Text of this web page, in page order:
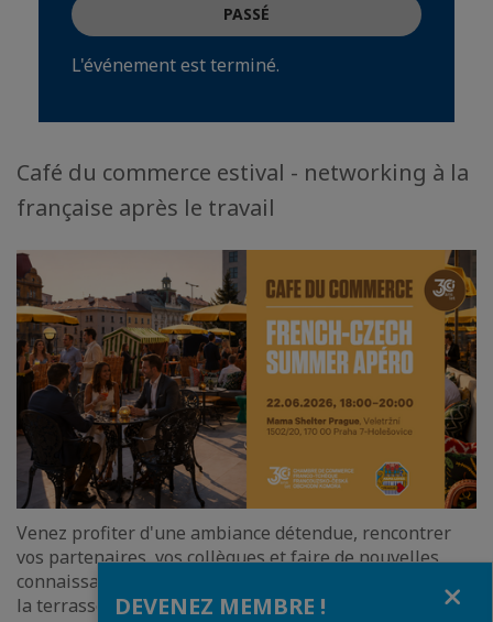
PASSÉ
L'événement est terminé.
Café du commerce estival - networking à la
française après le travail
Venez profiter d'une ambiance détendue, rencontrer
vos partenaires, vos collègues et faire de nouvelles
connaissances, et passer une agréable soirée d'été sur
la terrasse de l'hôtel Mama Shelter Prague.
DEVENEZ MEMBRE !